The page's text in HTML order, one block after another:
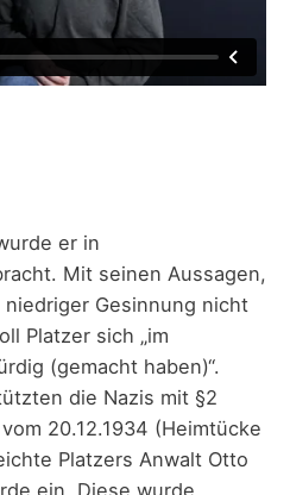
er in
Mit seinen Aussagen,
niedriger Gesinnung nicht
Platzer sich „im
(gemacht haben)“.
die Nazis mit §2
20.12.1934 (Heimtücke
Platzers Anwalt Otto